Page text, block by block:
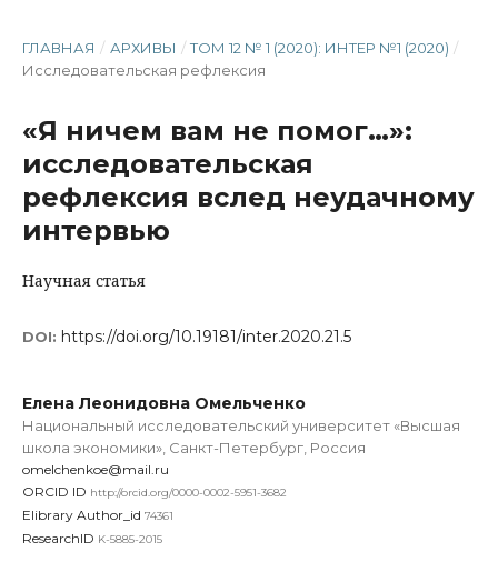
ГЛАВНАЯ / АРХИВЫ / ТОМ 12 № 1 (2020): ИНТЕР №1 (2020) /
Исследовательская рефлексия
«Я ничем вам не помог…»:
исследовательская
рефлексия вслед неудачному
интервью
Научная статья
DOI: https://doi.org/10.19181/inter.2020.21.5
Елена Леонидовна Омельченко
Национальный исследовательский университет «Высшая
школа экономики», Санкт-Петербург, Россия
omelchenkoe@mail.ru
ORCID ID http://orcid.org/0000-0002-5951-3682
Elibrary Author_id 74361
ResearchID K-5885-2015